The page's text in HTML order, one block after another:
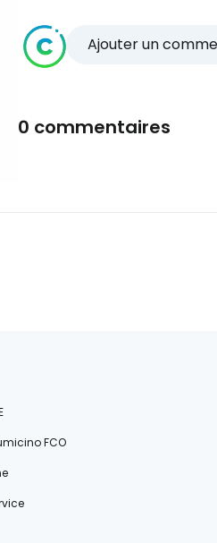
Ajouter un
0 commentaires
FCO